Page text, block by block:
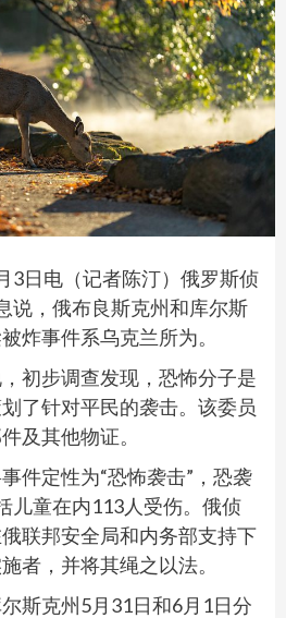
电（记者陈汀）俄罗斯侦
说，俄布良斯克州和库尔斯
炸事件系乌克兰所为。
步调查发现，恐怖分子是
了针对平民的袭击。该委员
及其他物证。
定性为“恐怖袭击”，恐袭
儿童在内113人受伤。俄侦
联邦安全局和内务部支持下
者，并将其绳之以法。
克州5月31日和6月1日分